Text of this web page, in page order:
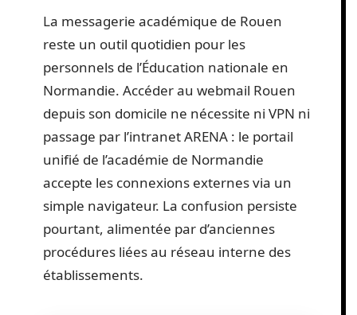
La messagerie académique de Rouen
reste un outil quotidien pour les
personnels de l’Éducation nationale en
Normandie. Accéder au webmail Rouen
depuis son domicile ne nécessite ni VPN ni
passage par l’intranet ARENA : le portail
unifié de l’académie de Normandie
accepte les connexions externes via un
simple navigateur. La confusion persiste
pourtant, alimentée par d’anciennes
procédures liées au réseau interne des
établissements.